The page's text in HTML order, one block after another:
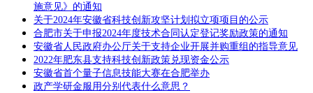
施意见》的通知
关于2024年安徽省科技创新攻坚计划拟立项项目的公示
合肥市关于申报2024年度技术合同认定登记奖励政策的通知
安徽省人民政府办公厅关于支持企业开展并购重组的指导意见
2022年肥东县支持科技创新政策兑现资金公示
安徽省首个量子信息技能大赛在合肥举办
政产学研金服用分别代表什么意思？